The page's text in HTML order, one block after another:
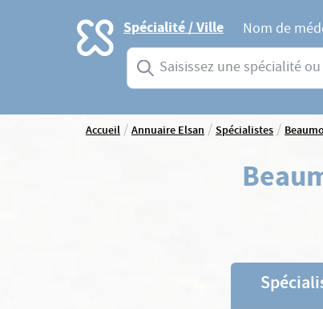
Accueil Spécialité / Ville
Nom de
Saisissez une spécialité ou un
Accueil/Annuaire Elsan/Spécialistes/